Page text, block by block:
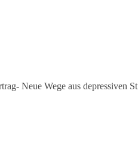
Neue Wege aus depressiven